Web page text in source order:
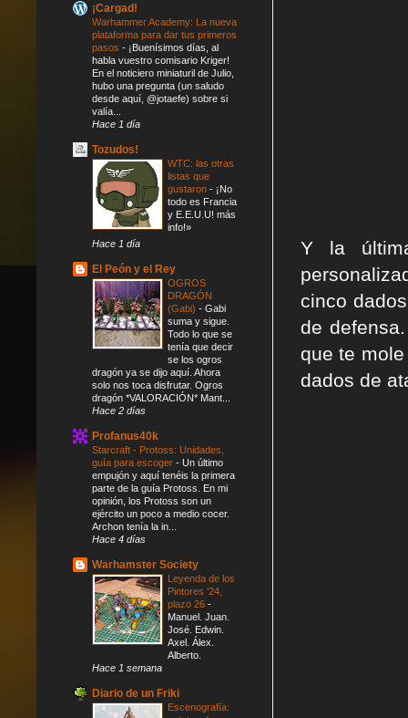
Y la
cinco
de
que te
dados de
¡Cargad!
Warhammer Academy: La nueva
plataforma para dar tus primeros
pasos - ¡Buenísimos días, al
habla vuestro comisario Kriger!
En el noticiero miniaturil de Julio,
hubo una pregunta (un saludo
desde aquí, @jotaefe) sobre si
valía...
Hace 1 día
Tozudos!
WTC: las otras
listas que
gustaron - ¡No
todo es Francia
y E.E.U.U! más
info!»
Hace 1 día
El Peón y el Rey
OGROS
DRAGÓN
(Gabi) - Gabi
suma y sigue.
Todo lo que se
tenía que decir
se los ogros
dragón ya se dijo aquí. Ahora
solo nos toca disfrutar. Ogros
dragón *VALORACIÓN* Mant...
Hace 2 días
Profanus40k
Starcraft - Protoss: Unidades,
guía para escoger - Un último
empujón y aquí tenéis la primera
parte de la guía Protoss. En mi
opinión, los Protoss son un
ejército un poco a medio cocer.
Archon tenía la in...
Hace 4 días
Warhamster Society
Leyenda de los
Pintores '24,
plazo 26 -
Manuel. Juan.
José. Edwin.
Axel. Álex.
Alberto.
Hace 1 semana
Diario de un Friki
Escenografía: